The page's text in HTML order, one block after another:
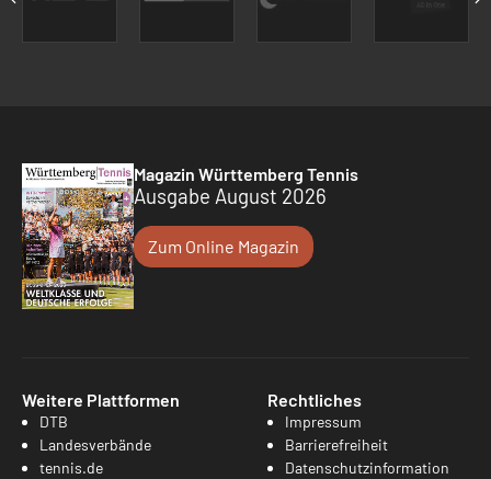
Magazin Württemberg Tennis
Ausgabe August 2026
Zum Online Magazin
Weitere Plattformen
DTB
Landesverbände
tennis.de
Rechtliches
Impressum
Barrierefreiheit
Datenschutzinformation